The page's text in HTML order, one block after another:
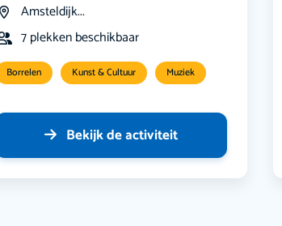
Amsteldijk...
7 plekken beschikbaar
Borrelen Kunst & Cultuur Muziek
Bekijk de activiteit